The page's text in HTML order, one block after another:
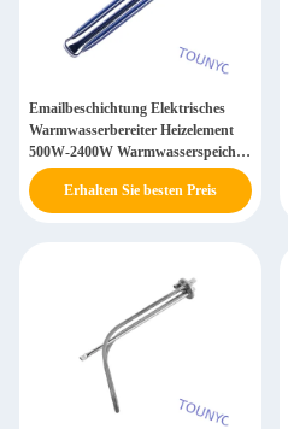
Emailbeschichtung Elektrisches
Warmwasserbereiter Heizelement
500W-2400W Warmwasserspeicher
Element
Erhalten Sie besten Preis